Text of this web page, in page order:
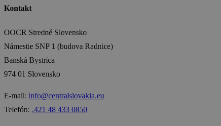
Kontakt
OOCR Stredné Slovensko
Námestie SNP 1 (budova Radnice)
Banská Bystrica
974 01 Slovensko
E-mail: info@centralslovakia.eu
Telefón: ₊421 48 433 0850